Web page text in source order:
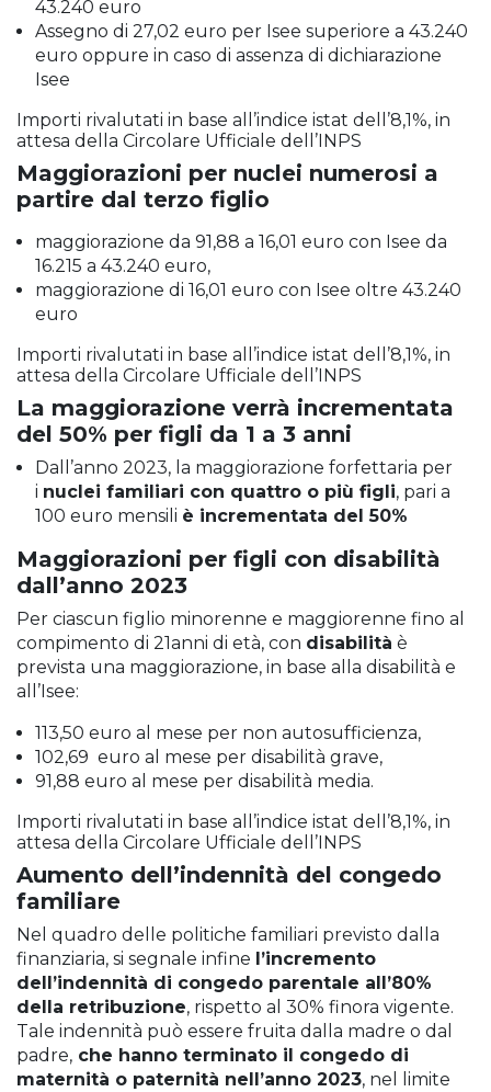
43.240 euro
Assegno di 27,02 euro per Isee superiore a 43.240
euro oppure in caso di assenza di dichiarazione
Isee
Importi rivalutati in base all’indice istat dell’8,1%, in
attesa della Circolare Ufficiale dell’INPS
Maggiorazioni per nuclei numerosi a
partire dal terzo figlio
maggiorazione da 91,88 a 16,01 euro con Isee da
16.215 a 43.240 euro,
maggiorazione di 16,01 euro con Isee oltre 43.240
euro
Importi rivalutati in base all’indice istat dell’8,1%, in
attesa della Circolare Ufficiale dell’INPS
La maggiorazione verrà incrementata
del 50% per figli da 1 a 3 anni
Dall’anno 2023, la maggiorazione forfettaria per
i nuclei familiari con quattro o più figli, pari a
100 euro mensili è incrementata del 50%
Maggiorazioni per figli con disabilità
dall’anno 2023
Per ciascun figlio minorenne e maggiorenne fino al
compimento di 21anni di età, con disabilità è
prevista una maggiorazione, in base alla disabilità e
all’Isee:
113,50 euro al mese per non autosufficienza,
102,69 euro al mese per disabilità grave,
91,88 euro al mese per disabilità media.
Importi rivalutati in base all’indice istat dell’8,1%, in
attesa della Circolare Ufficiale dell’INPS
Aumento dell’indennità del congedo
familiare
Nel quadro delle politiche familiari previsto dalla
finanziaria, si segnale infine l’incremento
dell’indennità di congedo parentale all’80%
della retribuzione, rispetto al 30% finora vigente.
Tale indennità può essere fruita dalla madre o dal
padre, che hanno terminato il congedo di
maternità o paternità nell’anno 2023, nel limite